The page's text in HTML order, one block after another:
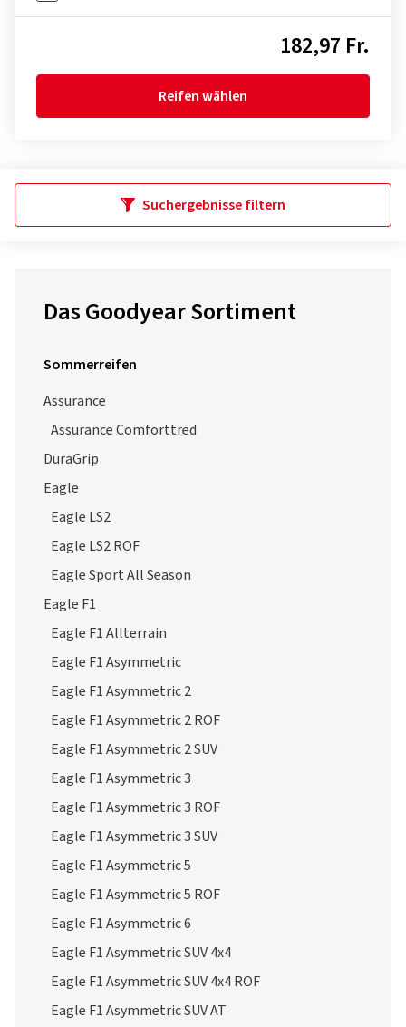
182,97 Fr.
Reifen wählen
Suchergebnisse filtern
Das Goodyear Sortiment
Sommerreifen
Assurance
Assurance Comforttred
DuraGrip
Eagle
Eagle LS2
Eagle LS2 ROF
Eagle Sport All Season
Eagle F1
Eagle F1 Allterrain
Eagle F1 Asymmetric
Eagle F1 Asymmetric 2
Eagle F1 Asymmetric 2 ROF
Eagle F1 Asymmetric 2 SUV
Eagle F1 Asymmetric 3
Eagle F1 Asymmetric 3 ROF
Eagle F1 Asymmetric 3 SUV
Eagle F1 Asymmetric 5
Eagle F1 Asymmetric 5 ROF
Eagle F1 Asymmetric 6
Eagle F1 Asymmetric SUV 4x4
Eagle F1 Asymmetric SUV 4x4 ROF
Eagle F1 Asymmetric SUV AT